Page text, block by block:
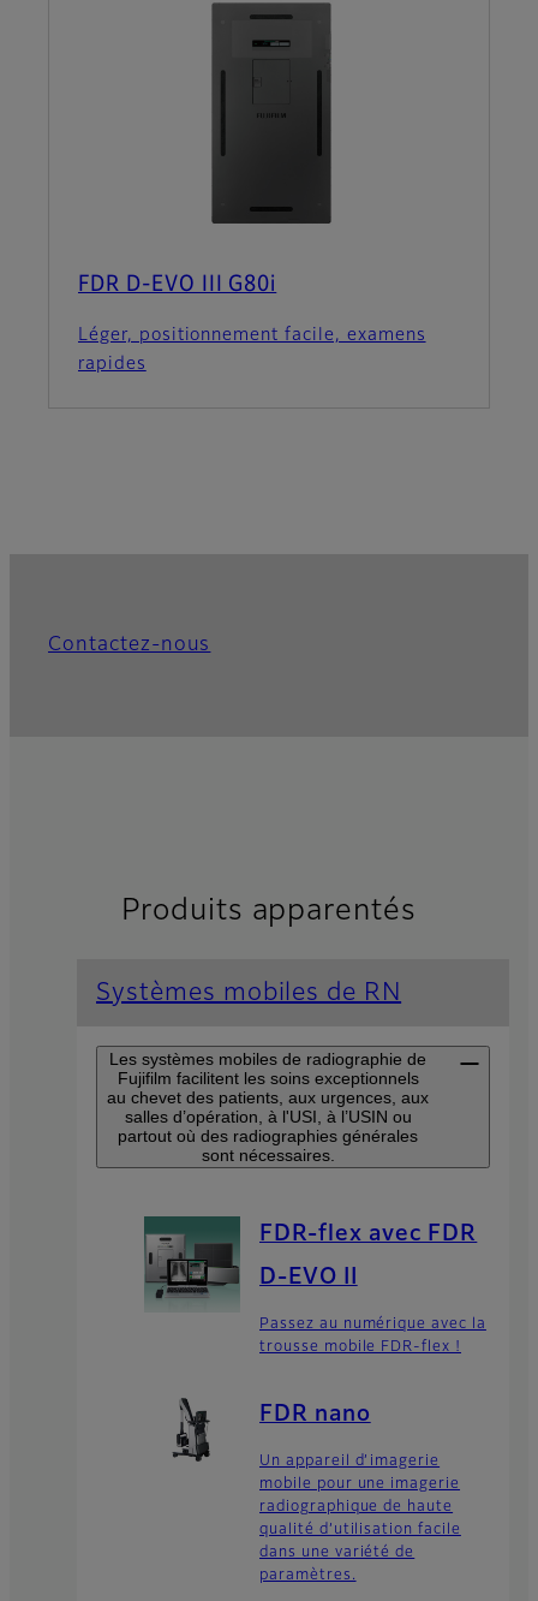
FDR D-EVO III G80i
Léger, positionnement facile, examens
rapides
Contactez-nous
Produits apparentés
Systèmes mobiles de RN
Les systèmes mobiles de radiographie de
Fujifilm facilitent les soins exceptionnels
au chevet des patients, aux urgences, aux
salles d’opération, à l'USI, à l’USIN ou
partout où des radiographies générales
sont nécessaires.
FDR-flex avec FDR
D-EVO II
Passez au numérique avec la
trousse mobile FDR-flex !
FDR nano
Un appareil d’imagerie
mobile pour une imagerie
radiographique de haute
qualité d’utilisation facile
dans une variété de
paramètres.